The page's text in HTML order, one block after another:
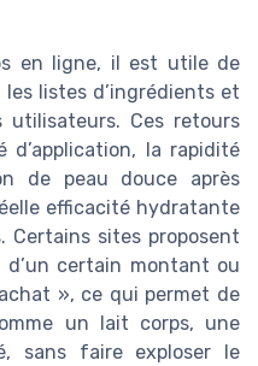
en ligne, il est utile de
listes d’ingrédients et
utilisateurs. Ces retours
la rapidité
de peau douce après
efficacité hydratante
Certains sites proposent
certain montant ou
», ce qui permet de
un lait corps, une
sans faire exploser le